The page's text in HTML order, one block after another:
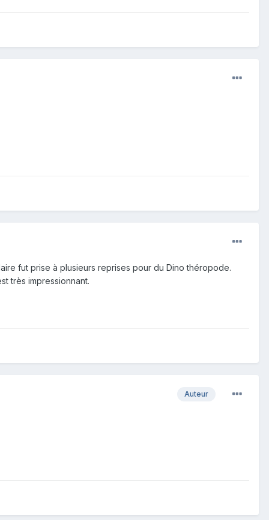
fut prise à plusieurs reprises pour du Dino théropode.
très impressionnant.
Auteur